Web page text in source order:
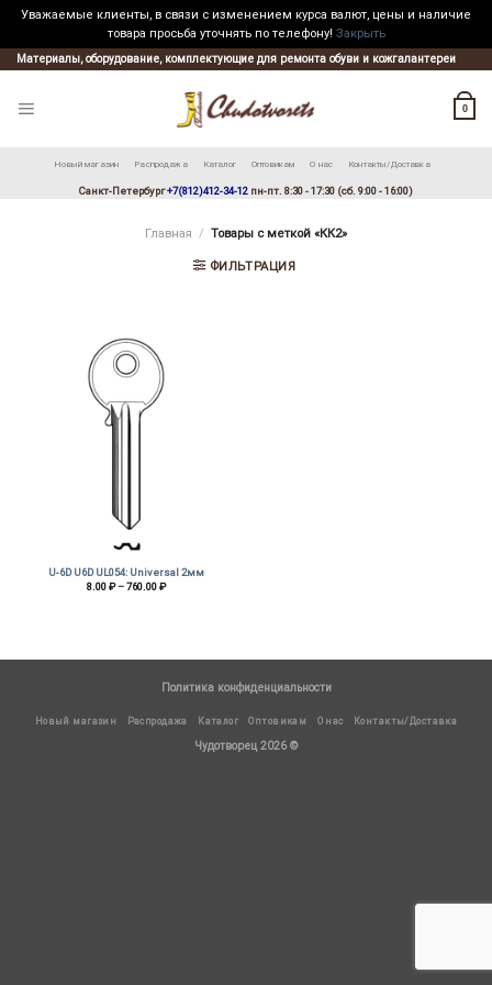
Уважаемые клиенты, в связи с изменением курса валют, цены и наличие
товара просьба уточнять по телефону! Закрыть
Skip
to
Материалы, оборудование, комплектующие для ремонта обуви и кожгалантереи
0
Новый магазин Распродажа Каталог Оптовикам О нас Контакты/Доставка
Санкт-Петербург+7(812)412-34-12 пн-пт. 8:30 - 17:30 (сб. 9:00 - 16:00)
Главная / Товары с меткой «КК2»
ФИЛЬТРАЦИЯ
U-6D U6D UL054: Universal 2мм
8.00₽ – 760.00₽Диапазон
Политика конфиденциальности
Новый магазин Распродажа Каталог Оптовикам О нас Контакты/Доставка
Чудотворец 2026 ©